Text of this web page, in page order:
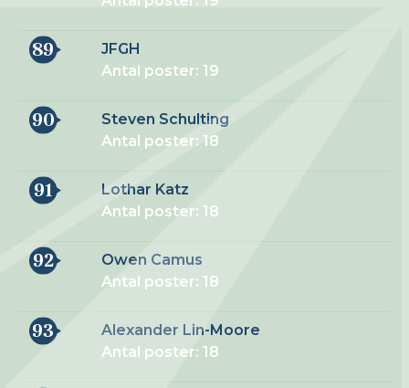
89
JFGH
Antal poster: 19
90
Steven Schulting
Antal poster: 18
91
Lothar Katz
Antal poster: 18
92
Owen Camus
Antal poster: 18
93
Alexander Lin-Moore
Antal poster: 18